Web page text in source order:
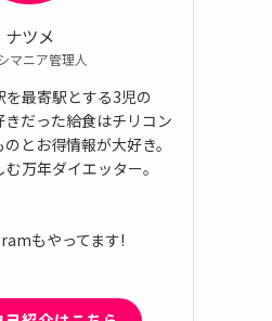
ナツメ
マニア管理人
最寄駅とする3児の
だった給食はチリコン
とお得情報が大好き。
万年ダイエッター。
もやってます!